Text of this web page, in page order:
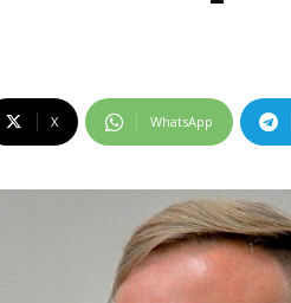
X WhatsApp